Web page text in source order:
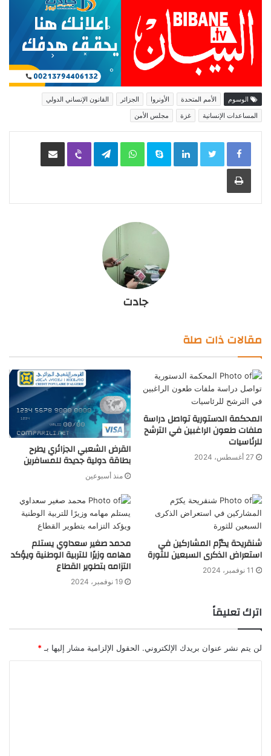
الوسوم الأمم المتحدة الأونروا الجزائر
القانون الإنساني الدولي
المساعدات الإنسانية
غزة مجلس الأمن
LinkedIn
Skype
WhatsApp
Telegram
Viber مشاركة عبر البريد
طباعة
جادت
مقالات ذات صلة
المحكمة الدستورية تواصل دراسة
ملفات طعون الراغبين في الترشح
للرئاسيات
27 أغسطس، 2024 القرض الشعبي الجزائري يطرح
بطاقة دولية جديدة للمسافرين
منذ أسبوعين
شنقريحة يكرّم المشاركين في
استعراض الذكرى السبعين للثورة
11 نوفمبر، 2024
محمد صغير سعداوي يستلم
مهامه وزيرًا للتربية الوطنية ويؤكد
التزامه بتطوير القطاع
19 نوفمبر، 2024
اترك تعليقاً
لن يتم نشر عنوان بريدك الإلكتروني. الحقول الإلزامية مشار إليها بـ *